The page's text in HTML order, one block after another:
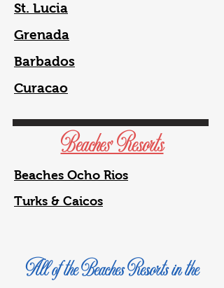
St. Lucia
Grenada
Barbados
Curacao
Beaches' Resorts
Beaches Ocho Rios
Turks & Caicos
All of the Beaches Resorts in the